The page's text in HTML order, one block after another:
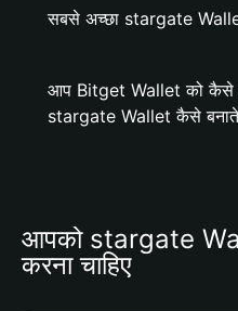
सबसे अच्छा stargate
आप Bitget Wallet को कैसे
stargate Wallet कैसे
आपको stargate
करना चाहिए